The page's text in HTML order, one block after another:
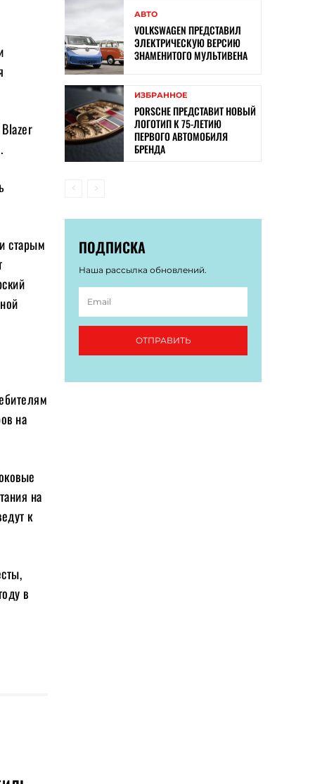
старым
на
на
к
в
АВТО
VOLKSWAGEN ПРЕДСТАВИЛ
ЭЛЕКТРИЧЕСКУЮ ВЕРСИЮ
ЗНАМЕНИТОГО МУЛЬТИВЕНА
ИЗБРАННОЕ
PORSCHE ПРЕДСТАВИТ НОВЫЙ
ЛОГОТИП К 75-ЛЕТИЮ
ПЕРВОГО АВТОМОБИЛЯ
БРЕНДА
ПОДПИСКА
Наша рассылка обновлений.
ОТПРАВИТЬ